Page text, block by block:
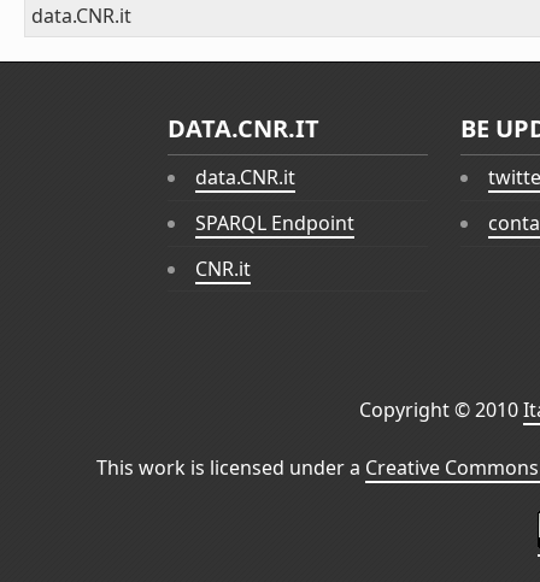
data.CNR.it
DATA.CNR.IT
data.CNR.it
SPARQL Endpoint
CNR.it
BE
Copyright © 2010
This work is licensed under a Creative